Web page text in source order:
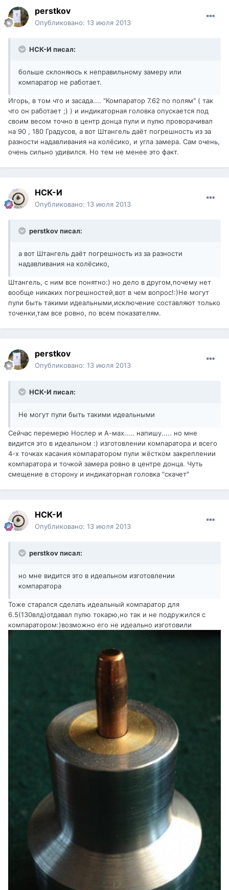
perstkov
Опубликовано: 13 июля 2013
НСК-И писал:
больше склоняюсь к неправильному замеру или
компаратор не работает.
Игорь, в том что и засада.... "Компаратор 7.62 по полям" ( так
что он работает ;) ) и индикаторная головка опускается под
своим весом точно в центр донца пули и пулю проворачивал
на 90 , 180 Градусов, а вот Штангель даёт погрешность из за
разности надавливания на колёсико, и угла замера. Сам очень,
очень сильно удивился. Но тем не менее это факт.
НСК-И
Опубликовано: 13 июля 2013
perstkov писал:
а вот Штангель даёт погрешность из за разности
надавливания на колёсико,
Штангель, с ним все понятно:) но дело в другом,почему нет
вообще никаких погрешностей,вот в чем вопрос!:)Не могут
пули быть такими идеальными,исключение составляют только
точенки,там все ровно, по всем показателям.
perstkov
Опубликовано: 13 июля 2013
НСК-И писал:
Не могут пули быть такими идеальными
Сейчас перемерю Нослер и А-мах..... напишу..... но мне
видится это в идеальном :) изготовлении компаратора и всего
4-х точках касания компаратором пули жёстком закреплении
компаратора и точкой замера ровно в центре донца. Чуть
смещение в сторону и индикаторная головка "скачет"
НСК-И
Опубликовано: 13 июля 2013
perstkov писал:
но мне видится это в идеальном изготовлении
компаратора
Тоже старался сделать идеальный компаратор для
6.5(130влд)отдавал пулю токарю,но так и не подружился с
компаратором:)возможно его не идеально изготовили